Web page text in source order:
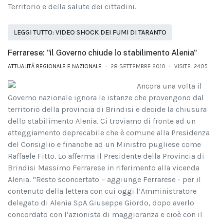
Territorio e della salute dei cittadini.
LEGGI TUTTO: VIDEO SHOCK DEI FUMI DI TARANTO
Ferrarese: "il Governo chiude lo stabilimento Alenia"
ATTUALITÀ REGIONALE E NAZIONALE 28 SETTEMBRE 2010 VISITE: 2405
Ancora una volta il
Governo nazionale ignora le istanze che provengono dal
territorio della provincia di Brindisi e decide la chiusura
dello stabilimento Alenia. Ci troviamo di fronte ad un
atteggiamento deprecabile che è comune alla Presidenza
del Consiglio e finanche ad un Ministro pugliese come
Raffaele Fitto. Lo afferma il Presidente della Provincia di
Brindisi Massimo Ferrarese in riferimento alla vicenda
Alenia. “Resto sconcertato – aggiunge Ferrarese - per il
contenuto della lettera con cui oggi l’Amministratore
delegato di Alenia SpA Giuseppe Giordo, dopo averlo
concordato con l’azionista di maggioranza e cioè con il